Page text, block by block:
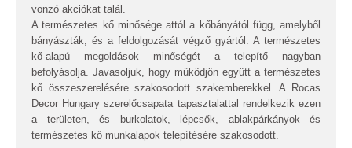
vonzó akciókat talál.
A természetes kő minősége attól a kőbányától függ, amelyből
bányászták, és a feldolgozását végző gyártól. A természetes
kő-alapú megoldások minőségét a telepítő nagyban
befolyásolja. Javasoljuk, hogy működjön együtt a természetes
kő összeszerelésére szakosodott szakemberekkel. A Rocas
Decor Hungary szerelőcsapata tapasztalattal rendelkezik ezen
a területen, és burkolatok, lépcsők, ablakpárkányok és
természetes kő munkalapok telepítésére szakosodott.